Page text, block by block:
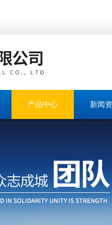
产品中心 新闻